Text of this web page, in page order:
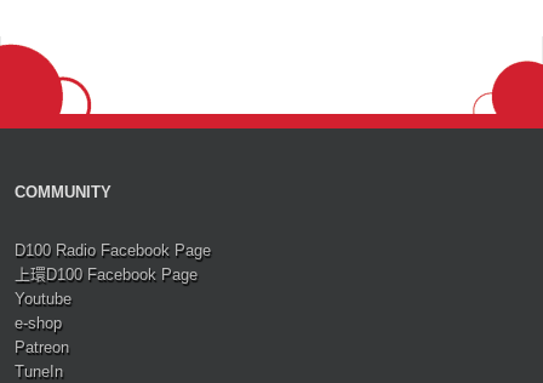
COMMUNITY
D100 Radio Facebook Page
上環D100 Facebook Page
Youtube
e-shop
Patreon
TuneIn